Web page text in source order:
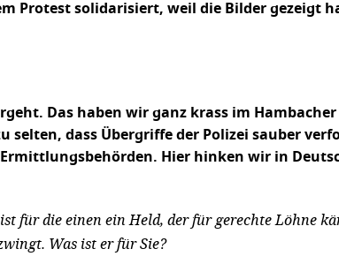
Protest solidarisiert, weil die Bilder gezeigt
Das haben wir ganz krass im Hambacher
selten, dass Übergriffe der Polizei sauber
Hier hinken wir in
für die einen ein Held, der für gerechte Löhne
Was ist er für Sie?